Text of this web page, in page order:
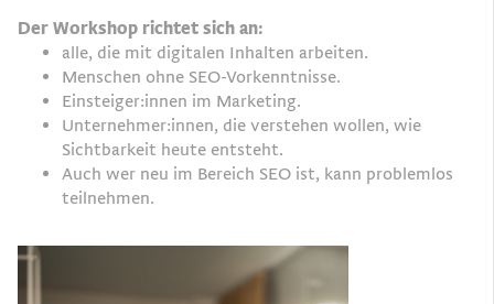
Der Workshop richtet sich an:
alle, die mit digitalen Inhalten arbeiten.
Menschen ohne SEO-Vorkenntnisse.
Einsteiger:innen im Marketing.
Unternehmer:innen, die verstehen wollen, wie
Sichtbarkeit heute entsteht.
Auch wer neu im Bereich SEO ist, kann problemlos
teilnehmen.